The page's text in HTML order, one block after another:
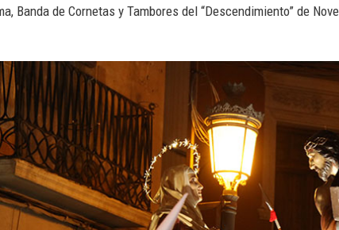
Banda de Cornetas y Tambores del “Descendimiento” de